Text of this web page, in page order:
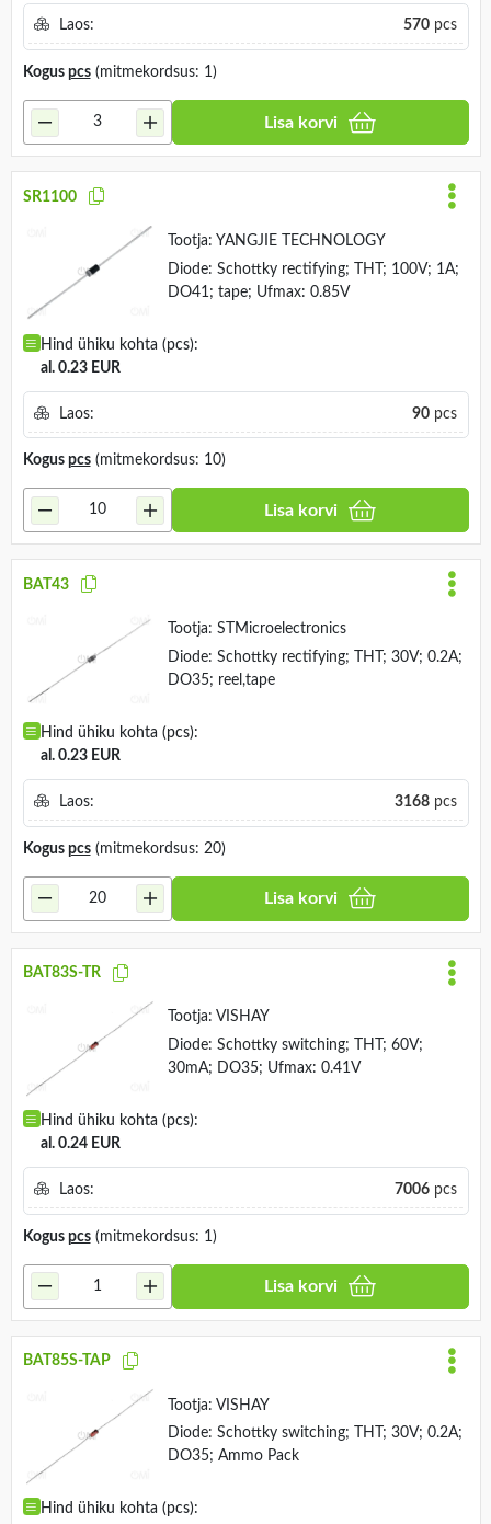
Laos: 570pcs
Kogus pcs(mitmekordsus: 1)
Lisa korvi
SR1100
Tootja: YANGJIE TECHNOLOGY
Diode: Schottky rectifying; THT; 100V; 1A;
DO41; tape; Ufmax: 0.85V
Hind ühiku kohta (pcs):
al. 0.23 EUR
Laos: 90pcs
Kogus pcs(mitmekordsus: 10)
Lisa korvi
BAT43
Tootja: STMicroelectronics
Diode: Schottky rectifying; THT; 30V; 0.2A;
DO35; reel,tape
Hind ühiku kohta (pcs):
al. 0.23 EUR
Laos: 3168pcs
Kogus pcs(mitmekordsus: 20)
Lisa korvi
BAT83S-TR
Tootja: VISHAY
Diode: Schottky switching; THT; 60V;
30mA; DO35; Ufmax: 0.41V
Hind ühiku kohta (pcs):
al. 0.24 EUR
Laos: 7006pcs
Kogus pcs(mitmekordsus: 1)
Lisa korvi
BAT85S-TAP
Tootja: VISHAY
Diode: Schottky switching; THT; 30V; 0.2A;
DO35; Ammo Pack
Hind ühiku kohta (pcs):